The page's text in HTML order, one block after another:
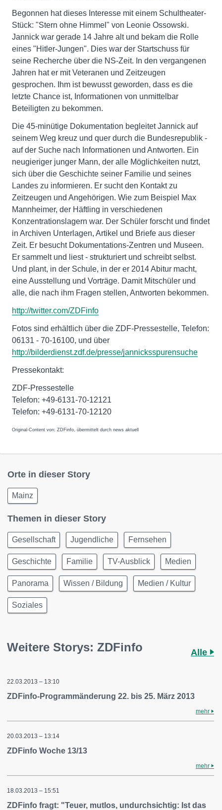
Begonnen hat dieses Interesse mit einem Schultheater-
Stück: "Stern ohne Himmel" von Leonie Ossowski.
Jannick war gerade 14 Jahre alt und bekam die Rolle
eines "Hitler-Jungen". Dies war der Startschuss für
seine Recherche über die NS-Zeit. In den vergangenen
Jahren hat er mit Veteranen und Zeitzeugen
gesprochen. Ihm ist bewusst geworden, dass es die
letzte Chance ist, Informationen von unmittelbar
Beteiligten zu bekommen.
Die 45-minütige Dokumentation begleitet Jannick auf
seinem Weg kreuz und quer durch die Bundesrepublik -
auf der Suche nach Informationen und Antworten. Ein
neugieriger junger Mann, der alle Möglichkeiten nutzt,
sich über die Geschichte seiner Familie und seines
Landes zu informieren. Er sucht den Kontakt zu
Zeitzeugen und Angehörigen. Wie zum Beispiel Max
Mannheimer, der Häftling in verschiedenen
Konzentrationslagern war. Der Schüler forscht und findet
in Archiven Unterlagen, Artikel und Briefe aus dieser
Zeit. Er besucht Dokumentations-Zentren und Museen.
Er sammelt und liest - strukturiert und schreibt selbst.
Und plant, in der Schule, in der er 2014 Abitur macht,
eine Ausstellung und Vorträge. Damit Mitschüler und
alle, die nach ihm Fragen stellen, Antworten bekommen.
http://twitter.com/ZDFinfo
Fotos sind erhältlich über die ZDF-Pressestelle, Telefon:
06131 - 70-16100, und über
http://bilderdienst.zdf.de/presse/jannicksspurensuche
Pressekontakt:
ZDF-Pressestelle
Telefon: +49-6131-70-12121
Telefon: +49-6131-70-12120
Original-Content von: ZDFinfo, übermittelt durch news aktuell
Orte in dieser Story
Mainz
Themen in dieser Story
Gesellschaft Jugendliche Fernsehen
Geschichte Familie TV-Ausblick Medien
Panorama Wissen / Bildung Medien / Kultur
Soziales
Weitere Storys: ZDFinfo Alle
22.03.2013 – 13:10
ZDFinfo-Programmänderung 22. bis 25. März 2013
mehr
20.03.2013 – 13:14
ZDFinfo Woche 13/13
mehr
18.03.2013 – 15:51
ZDFinfo fragt: "Teuer, mutlos, undurchsichtig: Ist das